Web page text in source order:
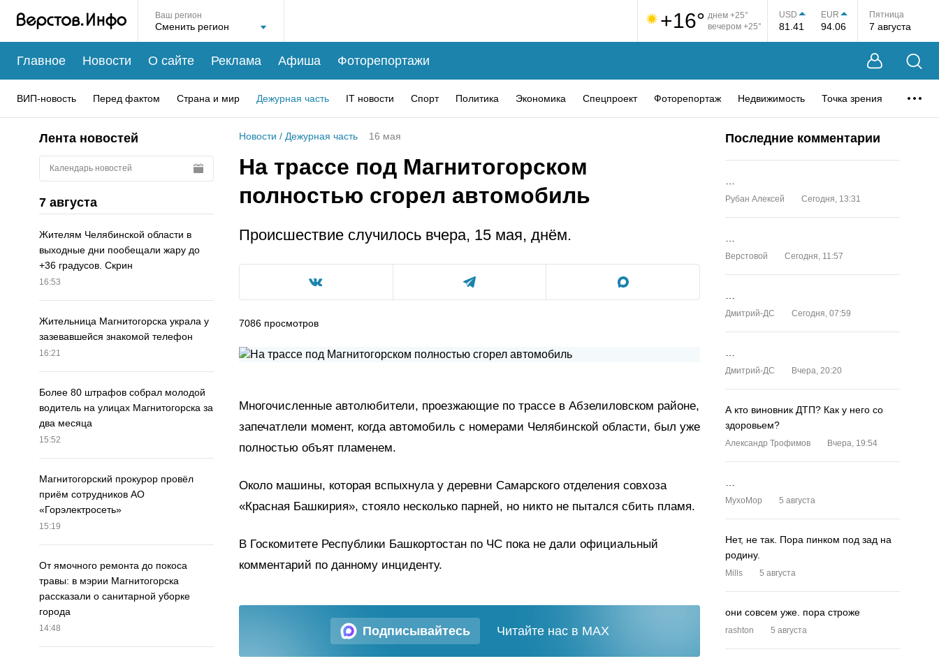
Ваш регион +16° днем +25°
вечером +25°
USD
81.41
EUR
94.06
Пятница
7 августа
Главное Новости О сайте Реклама Афиша Фоторепортажи
ВИП-новость Перед фактом Страна и мир Дежурная часть IT новости Спорт Политика Экономика Спецпроект Фоторепортаж Недвижимость Точка зрения
Лента новостей
Календарь новостей
7 августа
Жителям Челябинской области в
выходные дни пообещали жару до
+36 градусов. Скрин
16:53
Жительница Магнитогорска украла у
зазевавшейся знакомой телефон
16:21
Более 80 штрафов собрал молодой
водитель на улицах Магнитогорска за
два месяца
15:52
Магнитогорский прокурор провёл
приём сотрудников АО
«Горэлектросеть»
15:19
От ямочного ремонта до покоса
травы: в мэрии Магнитогорска
рассказали о санитарной уборке
города
14:48
Новости / Дежурная часть 16 мая
На трассе под Магнитогорском
полностью сгорел автомобиль
Происшествие cлучилось вчера, 15 мая, днём.
7086 просмотров
Многочисленные автолюбители, проезжающие по трассе в Абзелиловском районе,
запечатлели момент, когда автомобиль с номерами Челябинской области, был уже
полностью объят пламенем.
Около машины, которая вспыхнула у деревни Самарского отделения совхоза
«Красная Башкирия», стояло несколько парней, но никто не пытался сбить пламя.
В Госкомитете Республики Башкортостан по ЧС пока не дали официальный
комментарий по данному инциденту.
Подписывайтесь Читайте нас в MAX
Последние комментарии
Рубан Алексей Сегодня, 13:31
Верстовой Сегодня, 11:57
Дмитрий-ДС Сегодня, 07:59
Дмитрий-ДС Вчера, 20:20
А кто виновник ДТП? Как у него со
здоровьем?
Александр Трофимов Вчера, 19:54
MyxoMop 5 августа
Нет, не так. Пора пинком под зад на
родину.
Mills 5 августа
они совсем уже. пора строже
rashton 5 августа